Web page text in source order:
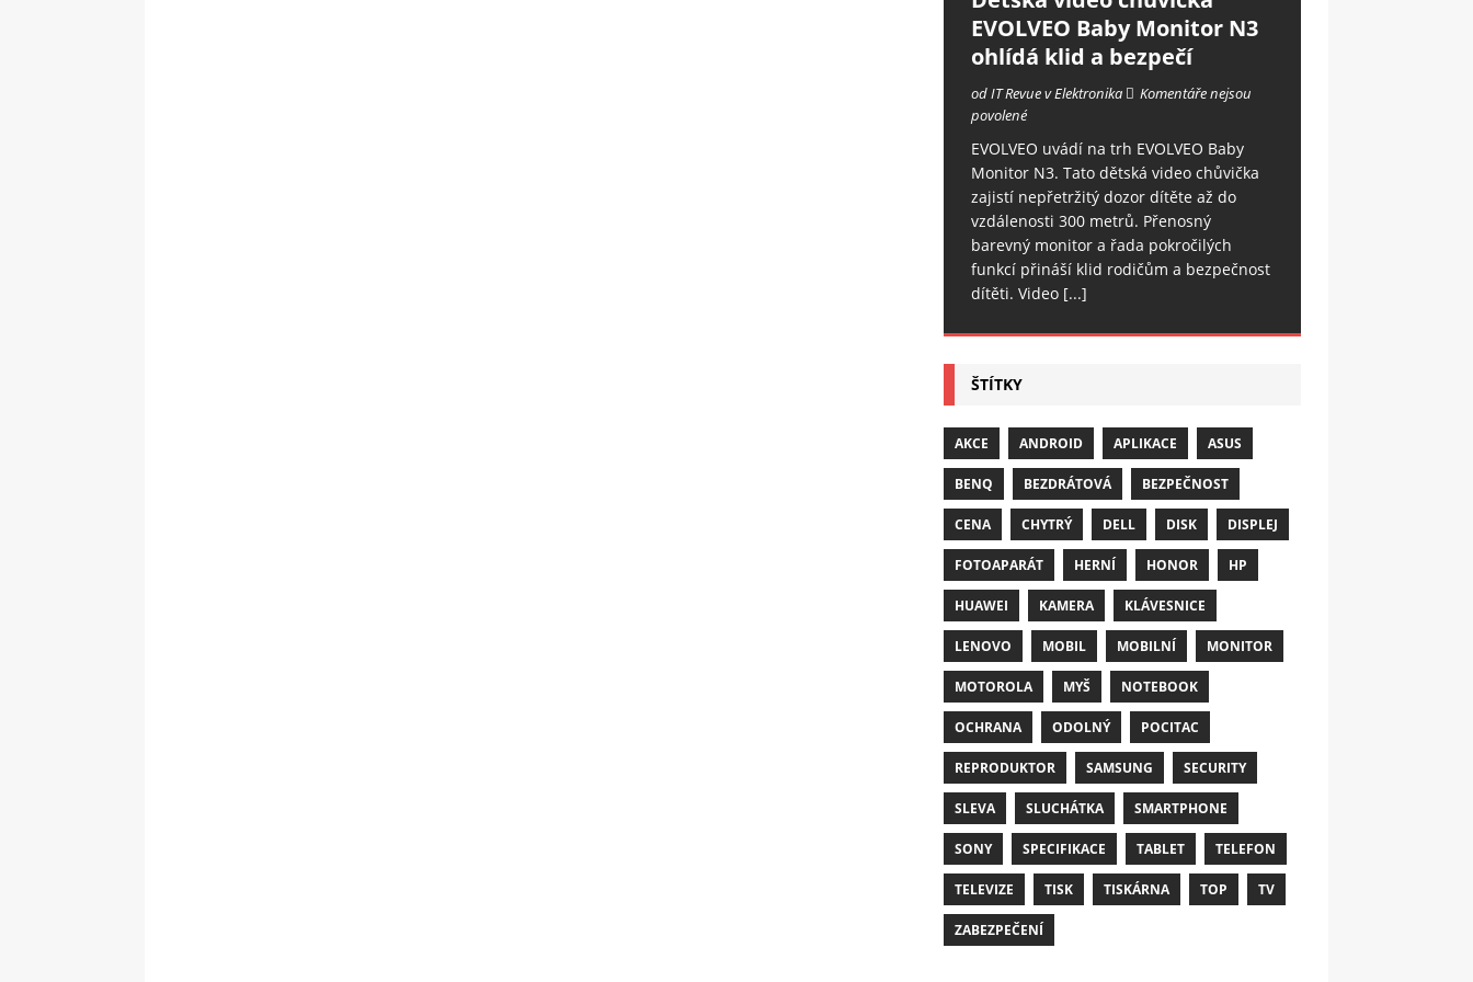
EVOLVEO Baby Monitor N3
ohlídá klid a bezpečí
od IT Revue v Elektronika
Komentáře nejsou
povolené
EVOLVEO uvádí na trh EVOLVEO Baby
Monitor N3. Tato dětská video chůvička
zajistí nepřetržitý dozor dítěte až do
vzdálenosti 300 metrů. Přenosný
barevný monitor a řada pokročilých
funkcí přináší klid rodičům a bezpečnost
dítěti. Video [...]
ŠTÍTKY
AKCE ANDROID APLIKACE ASUS
BENQ BEZDRÁTOVÁ BEZPEČNOST
CENA CHYTRÝ DELL DISK DISPLEJ
FOTOAPARÁT HERNÍ HONOR HP
HUAWEI KAMERA KLÁVESNICE
LENOVO MOBIL MOBILNÍ MONITOR
MOTOROLA MYŠ NOTEBOOK
OCHRANA ODOLNÝ POCITAC
REPRODUKTOR SAMSUNG SECURITY
SLEVA SLUCHÁTKA SMARTPHONE
SONY SPECIFIKACE TABLET TELEFON
TELEVIZE TISK TISKÁRNA TOP TV
ZABEZPEČENÍ